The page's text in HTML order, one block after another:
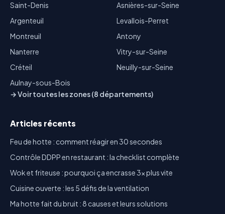
Saint-Denis
Argenteuil
Montreuil
Nanterre
Créteil
Aulnay-sous-Bois
Asnières-sur-Seine
Levallois-Perret
Antony
Vitry-sur-Seine
Neuilly-sur-Seine
→ Voir toutes les zones (8 départements)
Articles récents
Feu de hotte : comment réagir en 30 secondes
Contrôle DDPP en restaurant : la checklist complète
Wok et friteuse : pourquoi ça encrasse 3x plus vite
Cuisine ouverte : les 5 défis de la ventilation
Ma hotte fait du bruit : 8 causes et leurs solutions